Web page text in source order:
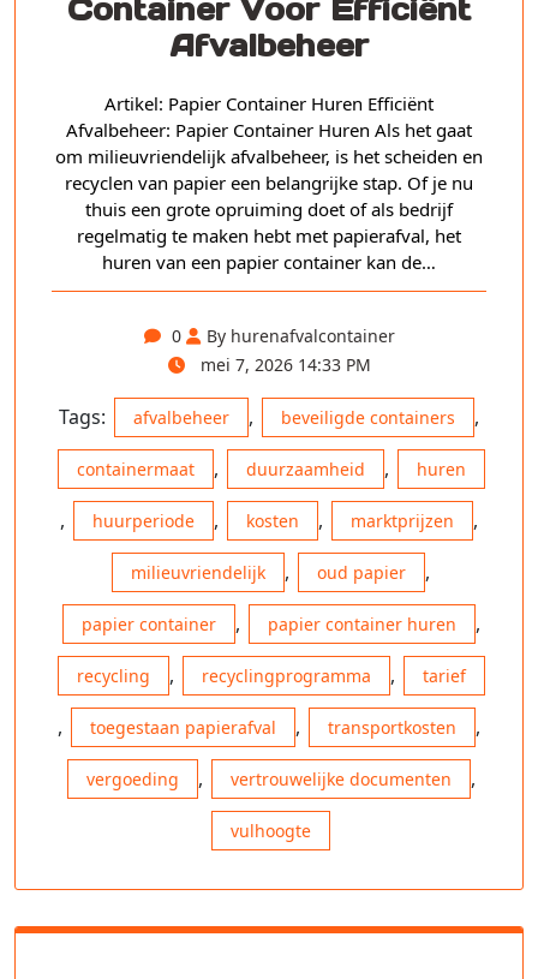
Container Voor Efficiënt
Afvalbeheer
Artikel: Papier Container Huren Efficiënt
Afvalbeheer: Papier Container Huren Als het gaat
om milieuvriendelijk afvalbeheer, is het scheiden en
recyclen van papier een belangrijke stap. Of je nu
thuis een grote opruiming doet of als bedrijf
regelmatig te maken hebt met papierafval, het
huren van een papier container kan de…
0
By hurenafvalcontainer
mei 7, 2026 14:33 PM
Tags: afvalbeheer , beveiligde containers ,
containermaat , duurzaamheid , huren
, huurperiode , kosten , marktprijzen ,
milieuvriendelijk , oud papier ,
papier container , papier container huren ,
recycling , recyclingprogramma , tarief
, toegestaan papierafval , transportkosten ,
vergoeding , vertrouwelijke documenten ,
vulhoogte